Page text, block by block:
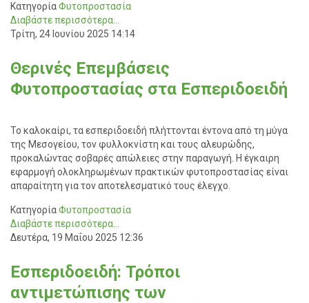
ΚατηγορίαΦυτοπροστασία
Διαβάστε περισσότερα...
Τρίτη, 24 Ιουνίου 2025 14:14
Θερινές Επεμβάσεις
Φυτοπροστασίας στα Εσπεριδοειδή
Το καλοκαίρι, τα εσπεριδοειδή πλήττονται έντονα από τη μύγα
της Μεσογείου, τον φυλλοκνίστη και τους αλευρώδης,
προκαλώντας σοβαρές απώλειες στην παραγωγή. Η έγκαιρη
εφαρμογή ολοκληρωμένων πρακτικών φυτοπροστασίας είναι
απαραίτητη για τον αποτελεσματικό τους έλεγχο.
ΚατηγορίαΦυτοπροστασία
Διαβάστε περισσότερα...
Δευτέρα, 19 Μαΐου 2025 12:36
Εσπεριδοειδή: Τρόποι
αντιμετώπισης των